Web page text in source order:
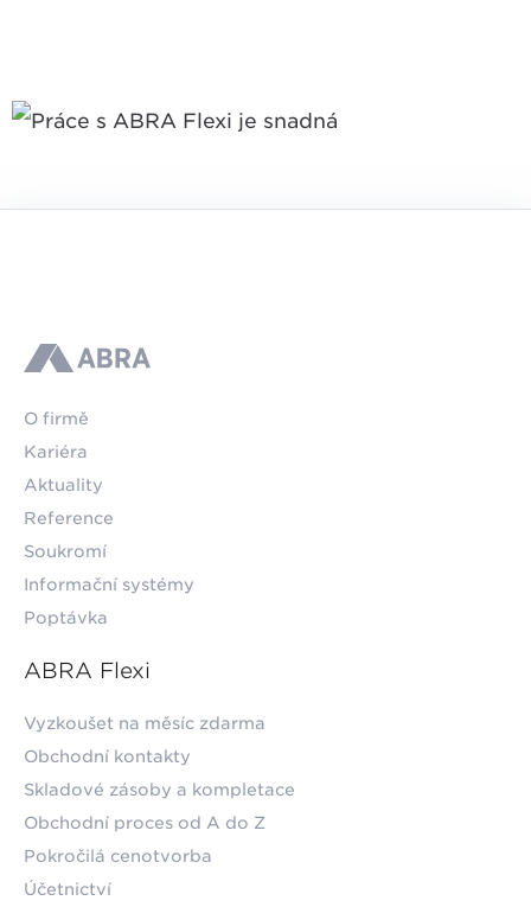
ABRA
O firmě
Kariéra
Aktuality
Reference
Soukromí
Informační systémy
Poptávka
ABRA Flexi
Vyzkoušet na měsíc zdarma
Obchodní kontakty
Skladové zásoby a kompletace
Obchodní proces od A do Z
Pokročilá cenotvorba
Účetnictví